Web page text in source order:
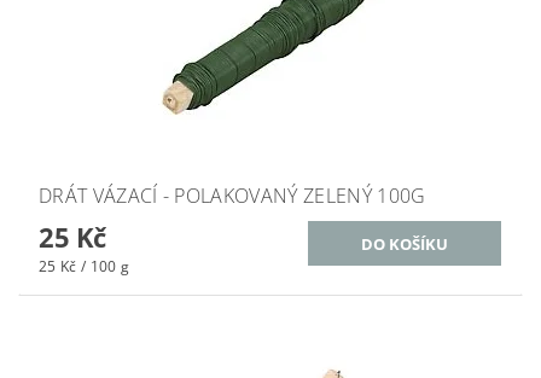
DRÁT VÁZACÍ - POLAKOVANÝ ZELENÝ 100G
25 Kč
25 Kč / 100 g